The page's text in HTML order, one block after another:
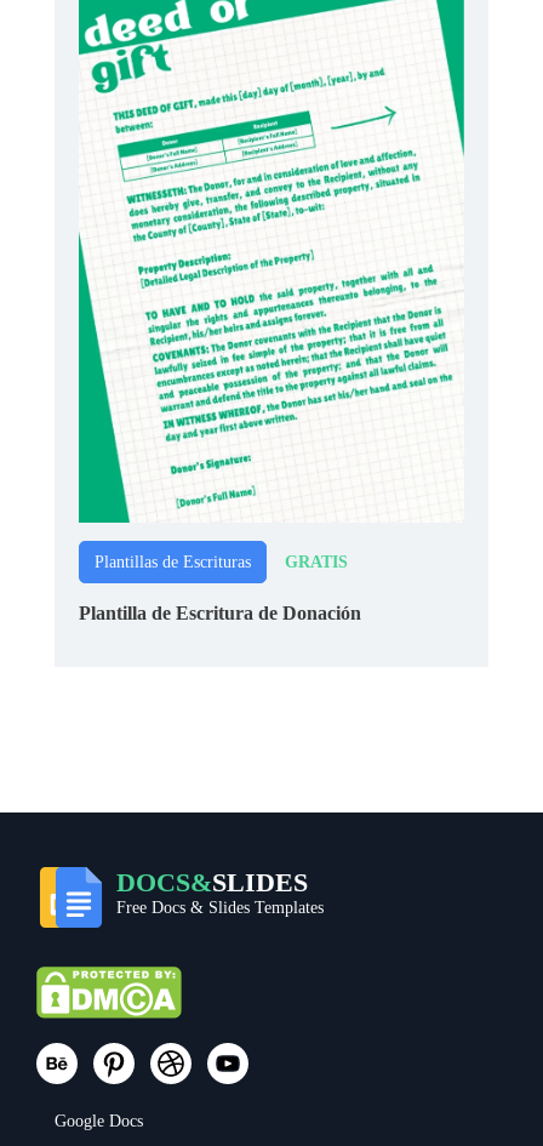
Plantillas de Escrituras GRATIS
Plantilla de Escritura de Donación
DOCS&SLIDES
Free Docs & Slides Templates
Google Docs